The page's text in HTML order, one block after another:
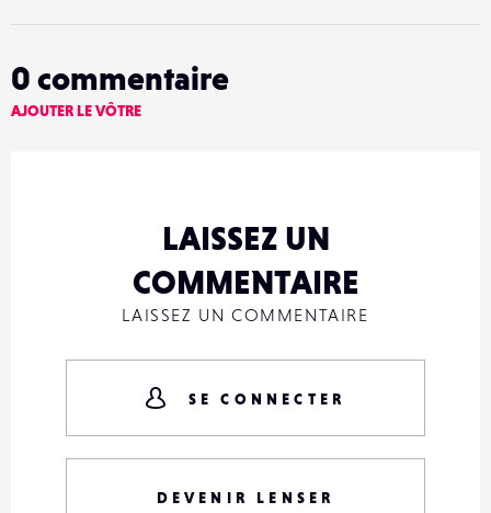
0 commentaire
AJOUTER LE VÔTRE
LAISSEZ UN
COMMENTAIRE
LAISSEZ UN COMMENTAIRE
SE CONNECTER
DEVENIR LENSER